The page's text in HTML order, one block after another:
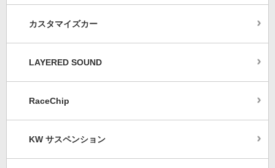
カスタマイズカー
LAYERED SOUND
RaceChip
KW サスペンション